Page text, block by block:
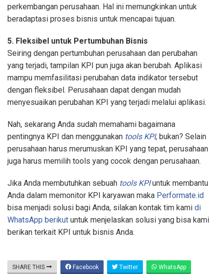
perkembangan perusahaan. Hal ini memungkinkan untuk
beradaptasi proses bisnis untuk mencapai tujuan.
5. Fleksibel untuk Pertumbuhan Bisnis
Seiring dengan pertumbuhan perusahaan dan perubahan
yang terjadi, tampilan KPI pun juga akan berubah. Aplikasi
mampu memfasilitasi perubahan data indikator tersebut
dengan fleksibel. Perusahaan dapat dengan mudah
menyesuaikan perubahan KPI yang terjadi melalui aplikasi.
Nah, sekarang Anda sudah memahami bagaimana
pentingnya KPI dan menggunakan tools KPI, bukan? Selain
perusahaan harus merumuskan KPI yang tepat, perusahaan
juga harus memilih tools yang cocok dengan perusahaan.
Jika Anda membutuhkan sebuah tools KPIuntuk membantu
Anda dalam memonitor KPI karyawan maka Performate.id
bisa menjadi solusi bagi Anda, silakan kontak tim kami di
WhatsApp berikut untuk menjelaskan solusi yang bisa kami
berikan terkait KPI untuk bisnis Anda.
SHARE THIS Facebook Twitter WhatsApp